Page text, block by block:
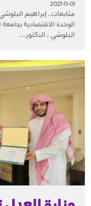
2021-11-01
متابعات ـ إبراهيم
الوحدة الاقتصادية بجامعة
البلوشي ، الدكتور...